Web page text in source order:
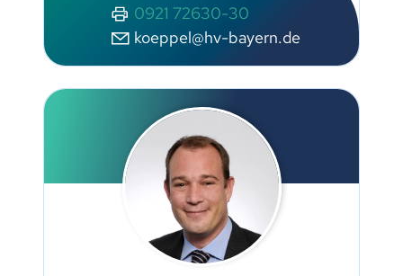
0921 72630-30
koeppel@hv-bayern.de